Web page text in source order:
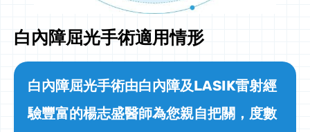
白內障屈光手術適用情形
白內障屈光手術由白內障及LASIK雷射經
驗豐富的楊志盛醫師為您親自把關，度數